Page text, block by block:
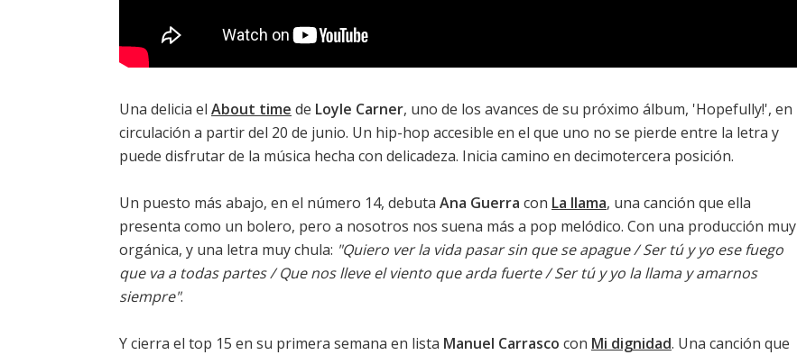
Una delicia el About time de Loyle Carner, uno de los avances de su próximo álbum, 'Hopefully!', en
circulación a partir del 20 de junio. Un hip-hop accesible en el que uno no se pierde entre la letra y
puede disfrutar de la música hecha con delicadeza. Inicia camino en decimotercera posición.
Un puesto más abajo, en el número 14, debuta Ana Guerra con La llama, una canción que ella
presenta como un bolero, pero a nosotros nos suena más a pop melódico. Con una producción muy
orgánica, y una letra muy chula: "Quiero ver la vida pasar sin que se apague / Ser tú y yo ese fuego
que va a todas partes / Que nos lleve el viento que arda fuerte / Ser tú y yo la llama y amarnos
siempre".
Y cierra el top 15 en su primera semana en lista Manuel Carrasco con Mi dignidad. Una canción que